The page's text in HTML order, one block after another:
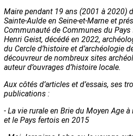
Maire pendant 19 ans (2001 à 2020)
Sainte-Aulde en Seine-et-Marne et
Communauté de Communes du
Henri Geist, décédé en 2022,
du Cercle d’histoire et d’archéologie
découvreur de nombreux sites
auteur d’ouvrages d’histoire locale.
Aux côtés d’articles et d’essais, ses
publications :
- La vie rurale en Brie du Moyen Age
et le Pays fertois en 2015